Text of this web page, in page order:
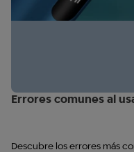
Errores comunes al
Descubre los errores más